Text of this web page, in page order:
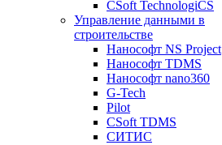
CSoft TechnologiCS
Управление данными в
строительстве
Нанософт NS Project
Нанософт TDMS
Нанософт nano360
G-Tech
Pilot
CSoft TDMS
СИТИС